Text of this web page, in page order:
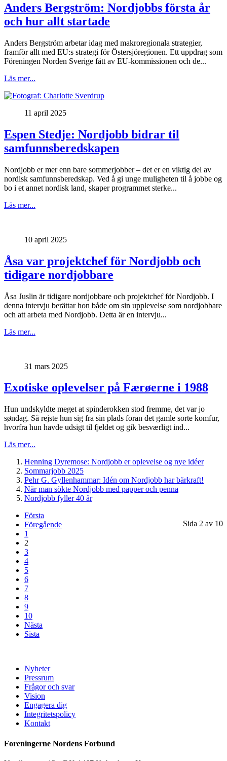
Anders Bergström: Nordjobbs första år
och hur allt startade
Anders Bergström arbetar idag med makroregionala strategier,
framför allt med EU:s strategi för Östersjöregionen. Ett uppdrag som
Föreningen Norden Sverige fått av EU-kommissionen och de...
Läs mer...
11 april 2025
Espen Stedje: Nordjobb bidrar til
samfunnsberedskapen
Nordjobb er mer enn bare sommerjobber – det er en viktig del av
nordisk samfunnsberedskap. Ved å gi unge muligheten til å jobbe og
bo i et annet nordisk land, skaper programmet sterke...
Läs mer...
10 april 2025
Åsa var projektchef för Nordjobb och
tidigare nordjobbare
Åsa Juslin är tidigare nordjobbare och projektchef för Nordjobb. I
denna intervju berättar hon både om sin upplevelse som nordjobbare
och att arbeta med Nordjobb. Detta är en intervju...
Läs mer...
31 mars 2025
Exotiske oplevelser på Færøerne i 1988
Hun undskyldte meget at spinderokken stod fremme, det var jo
søndag. Så rejste hun sig fra sin plads foran det gamle sorte komfur,
hvorfra hun havde udsigt til fjeldet og gik besværligt ind...
Läs mer...
Henning Dyremose: Nordjobb er oplevelse og nye idéer
Sommarjobb 2025
Pehr G. Gyllenhammar: Idén om Nordjobb har bärkraft!
När man sökte Nordjobb med papper och penna
Nordjobb fyller 40 år
Sida 2 av 10
Första
Föregående
1
2
3
4
5
6
7
8
9
10
Nästa
Sista
Nyheter
Pressrum
Frågor och svar
Vision
Engagera dig
Integritetspolicy
Kontakt
Foreningerne Nordens Forbund